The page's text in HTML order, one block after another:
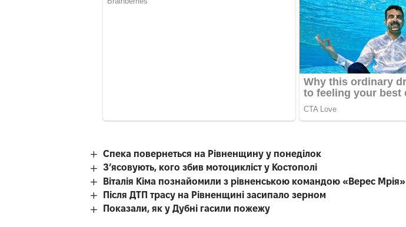
Спека повернеться на Рівненщину у понеділок
З’ясовують, кого збив мотоцикліст у Костополі
Віталія Кіма познайомили з рівненською командою «Верес Мрія»
Після ДТП трасу на Рівненщині засипало зерном
Показали, як у Дубні гасили пожежу